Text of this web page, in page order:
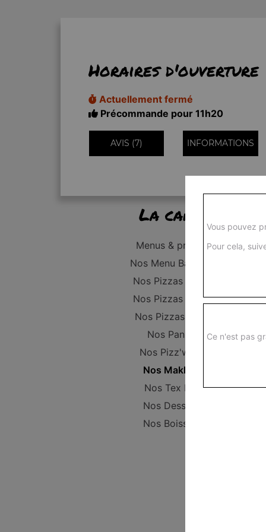
Horaires d'ouverture
Actuellement fermé
Précommande pour 11h20
AVIS (7) INFORMATIONS
La carte
Menus & promos
Nos Menu Bambino
Nos Pizzas Junior
Nos Pizzas Senior
Nos Pizzas Méga
Nos Paninis
Nos Pizz'wichs
Nos Makloub
Nos Tex Mex
Nos Desserts
Nos Boissons
Vous pouvez
Pour cela,
Ce n'est pas